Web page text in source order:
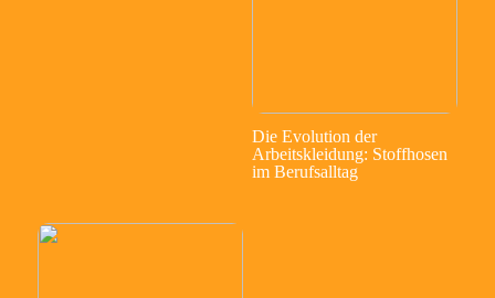
Die Evolution der
Arbeitskleidung: Stoffhosen
im Berufsalltag